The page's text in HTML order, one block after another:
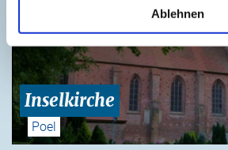
Ablehnen
Inselkirche
Poel